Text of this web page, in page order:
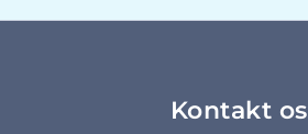
Kontakt os